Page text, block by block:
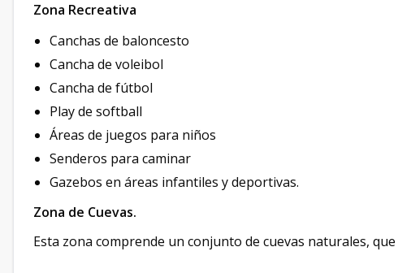
Zona Recreativa
Canchas de baloncesto
Cancha de voleibol
Cancha de fútbol
Play de softball
Áreas de juegos para niños
Senderos para caminar
Gazebos en áreas infantiles y deportivas.
Zona de Cuevas.
Esta zona comprende un conjunto de cuevas naturales,